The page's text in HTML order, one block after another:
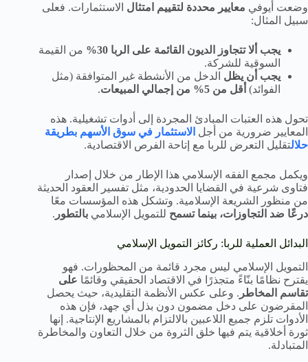
وضعت أيوفي معايير محددة لتقييم امتثال الاستثمارات. فعلى
سبيل المثال:
يجب ألا تتجاوز الديون القائمة على الربا 30%
من القيمة
السوقية للشركة.
يجب أن يظل الدخل من الأنشطة غير المتوافقة (مثل
الفوائد) أقل من 5% من إجمالي المبيعات .
تحول هذه العتبات المبادئ المجردة إلى أدوات تشغيلية. هذه
المعايير ضرورية من أجل الاستثمار في سوق الأسهم بطريقة
حلالتقليل التعرض للربا مع إتاحة الفرص الاقتصادية.
ويكمل مجمع الفقه الإسلامي هذا الإطار من خلال إصدار
فتاوى شرعية في القضايا الحدودية، مثل تفسير العقود الحديثة
من منظور الشريعة الإسلامية. وتشكل هذه المؤسسات معًا
درعًا ضد التجاوزات، بينما تسمح للتمويل الإسلامي بالتطور .
البدائل العملية للربا: ركائز التمويل الإسلامي
التمويل الإسلامي ليس مجرد قائمة من المحظورات. فهو
يقترح نظامًا بنّاءً متجذرًا في الاقتصاد الحقيقي وقائمًا على
تقاسم المخاطر . وعلى عكس الأنظمة التقليدية، حيث يحصل
المقرضون على دخل مضمون دون بذل أي جهد، فإن هذه
الأدوات تلزم جميع اللاعبين بالالتزام بالمشاريع الإنتاجية. إنها
ثورة أخلاقية يتم فيها خلق الثروة من خلال التعاون والمخاطرة
المتبادلة.